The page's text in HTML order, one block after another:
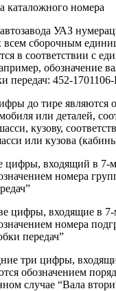
каталожного номера
УАЗ
всем сборочным
в соответствии с
обозначение
передач: 452-1701106-
до тире являются
или деталей,
кузову,
или кузова
цифры, входящий в 7-
номера
цифры, входящие в
номера
передач”
три цифры,
обозначением
случае “Вала